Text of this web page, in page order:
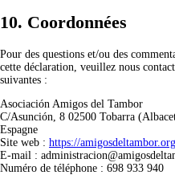
10. Coordonnées
Pour des questions et/ou des
cette déclaration, veuillez nous
suivantes :
Asociación Amigos del Tambor
C/Asunción, 8 02500 Tobarra
Espagne
Site web : https://
E-mail : administracion@
Numéro de téléphone : 698 933 940